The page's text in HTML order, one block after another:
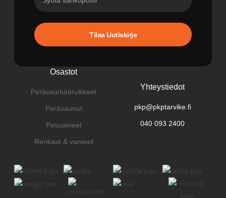
Tilaa Uutiskirje
Osastot
Perävaunutarvikkeet
Perävaunut
Pesuaineet
Renkaat & vanteet
Yhteystiedot
pkp@pkptarvike.fi
040 093 2400